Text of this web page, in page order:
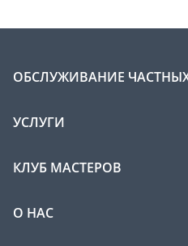
ОБСЛУЖИВАНИЕ
УСЛУГИ
КЛУБ МАСТЕРОВ
О НАС